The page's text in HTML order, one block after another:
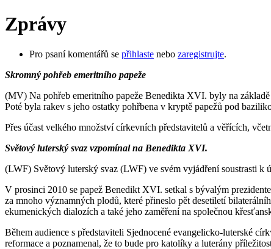
Zprávy
Pro psaní komentářů se přihlaste nebo zaregistrujte.
Skromný pohřeb emeritního papeže
(MV) Na pohřeb emeritního papeže Benedikta XVI. byly na
Poté byla rakev s jeho ostatky pohřbena v kryptě papežů pod
Přes účast velkého množství církevních představitelů a věřících,
Světový luterský svaz vzpomínal na Benedikta XVI.
(LWF) Světový luterský svaz (LWF) ve svém vyjádření soustrasti
V prosinci 2010 se papež Benedikt XVI. setkal s bývalým
za mnoho významných plodů, které přineslo pět desetiletí
ekumenických dialozích a také jeho zaměření na společnou
Během audience s představiteli Sjednocené evangelicko-luterské
reformace a poznamenal, že to bude pro katolíky a luterány